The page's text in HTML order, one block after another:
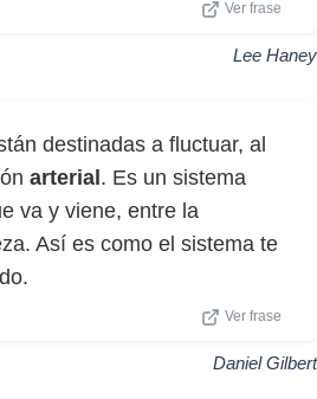
Ver frase
Lee Haney
destinadas a fluctuar, al
arterial . Es un sistema
va y viene, entre la
Así es como el sistema te
Ver frase
Daniel Gilbert